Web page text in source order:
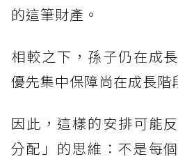
的這筆財產。
相較之下，孫子仍在成
優先集中保障尚在成長階
因此，這樣的安排可能
分配」的思維：不是每